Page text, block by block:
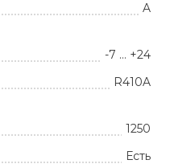
A
-7 … +24
R410A
1250
Есть